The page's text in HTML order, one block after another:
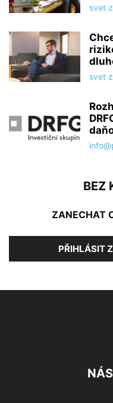
svet
svet
BEZ
ZANECHAT
PŘIHLÁSIT